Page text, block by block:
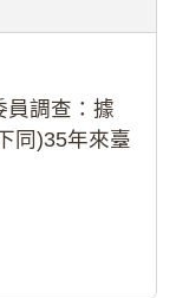
(115教調
員調查：據
同)35年來臺
間函請其家屬